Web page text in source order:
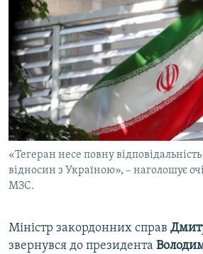
ВСЕ ЗА ДЕНЬ
СПЕЦПРОЕКТИ
ДЕПОРТАЦІЯ
ВІДЕОУРОКИ «ELIFBE»
СВІДЧЕННЯ ОКУПАЦІЇ
УКРАЇНСЬКА ПРОБЛЕМА КРИМУ
ІНФОГРАФІКА
ЯК ОБІЙТИ БЛОКУВАННЯ
Русский
Qırımtatar
ДОЛУЧАЙСЯ!
Усі сайти RFE/RL
«Тегеран несе повну
відносин з Україною», – наголошує
МЗС.
Міністр закордонних справ
звернувся до президента